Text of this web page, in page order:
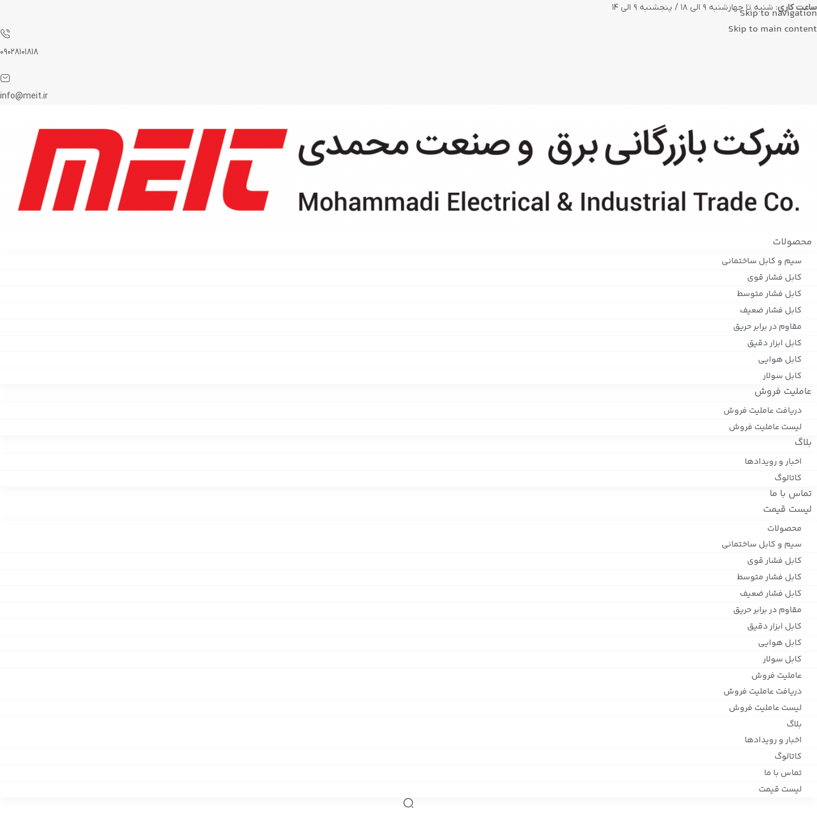
Skip to navigation
Skip to main content
ساعت کاری: شنبه تا چهارشنبه ۹ الی ۱۸ / پنجشنبه ۹ الی ۱۴
۰۹۰۲۸۱۰۱۸۱۸
info@meit.ir
محصولات
سیم و کابل ساختمانی
کابل فشار قوی
کابل فشار متوسط
کابل فشار ضعیف
مقاوم در برابر حریق
کابل ابزار دقیق
کابل هوایی
کابل سولار
عاملیت فروش
دریافت عاملیت فروش
لیست عاملیت فروش
بلاگ
اخبار و رویدادها
کاتالوگ
تماس با ما
لیست قیمت
محصولات
سیم و کابل ساختمانی
کابل فشار قوی
کابل فشار متوسط
کابل فشار ضعیف
مقاوم در برابر حریق
کابل ابزار دقیق
کابل هوایی
کابل سولار
عاملیت فروش
دریافت عاملیت فروش
لیست عاملیت فروش
بلاگ
اخبار و رویدادها
کاتالوگ
تماس با ما
لیست قیمت